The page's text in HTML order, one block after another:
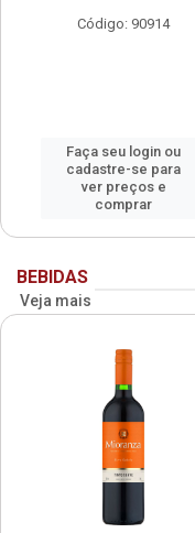
Código: 90914
Faça seu login ou
cadastre-se para
ver preços e
comprar
BEBIDAS
Veja mais